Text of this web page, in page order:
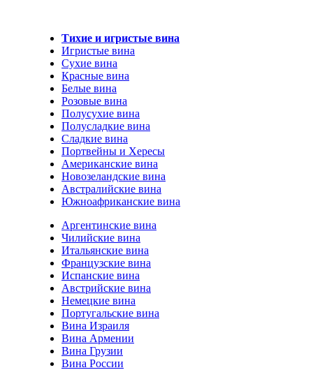
Тихие и игристые вина
Игристые вина
Сухие вина
Красные вина
Белые вина
Розовые вина
Полусухие вина
Полусладкие вина
Сладкие вина
Портвейны и Хересы
Американские вина
Новозеландские вина
Австралийские вина
Южноафриканские вина
Аргентинские вина
Чилийские вина
Итальянские вина
Французские вина
Испанские вина
Австрийские вина
Немецкие вина
Португальские вина
Вина Израиля
Вина Армении
Вина Грузии
Вина России